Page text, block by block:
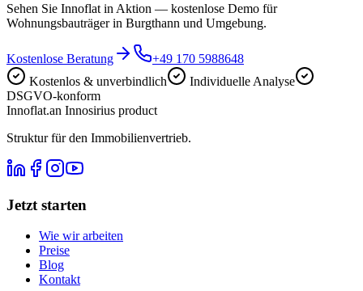
Sehen Sie Innoflat in Aktion — kostenlose Demo für
Wohnungsbauträger in Burgthann und Umgebung.
Kostenlose Beratung
+49 170 5988648
Kostenlos & unverbindlich
Individuelle Analyse
DSGVO-konform
Innoflat.an Innosirius product
Struktur für den Immobilienvertrieb.
Jetzt starten
Wie wir arbeiten
Preise
Blog
Kontakt